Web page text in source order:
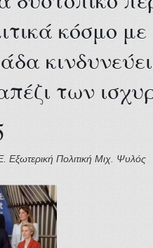
κόσμο
των
Εξωτερική Πολιτική Μιχ. Ψυλός